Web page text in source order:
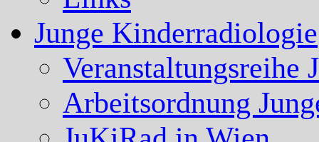
Junge Kinderradiologie
Veranstaltungsreihe
Arbeitsordnung